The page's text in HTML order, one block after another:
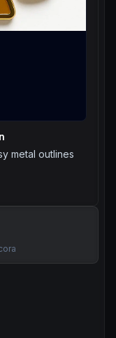
metal outlines